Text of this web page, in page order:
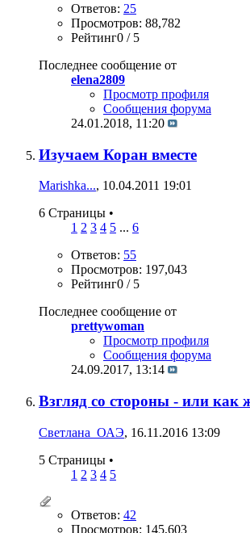
Ответов: 25
Просмотров: 88,782
Рейтинг0 / 5
Последнее сообщение от
elena2809
Просмотр профиля
Сообщения форума
24.01.2018, 11:20
Изучаем Коран вместе
Marishka..., 10.04.2011 19:01
6 Страницы •
1 2 3 4 5 ... 6
Ответов: 55
Просмотров: 197,043
Рейтинг0 / 5
Последнее сообщение от
prettywoman
Просмотр профиля
Сообщения форума
24.09.2017, 13:14
Взгляд со стороны - или как
Светлана_ОАЭ, 16.11.2016 13:09
5 Страницы •
1 2 3 4 5
Ответов: 42
Просмотров: 145,603